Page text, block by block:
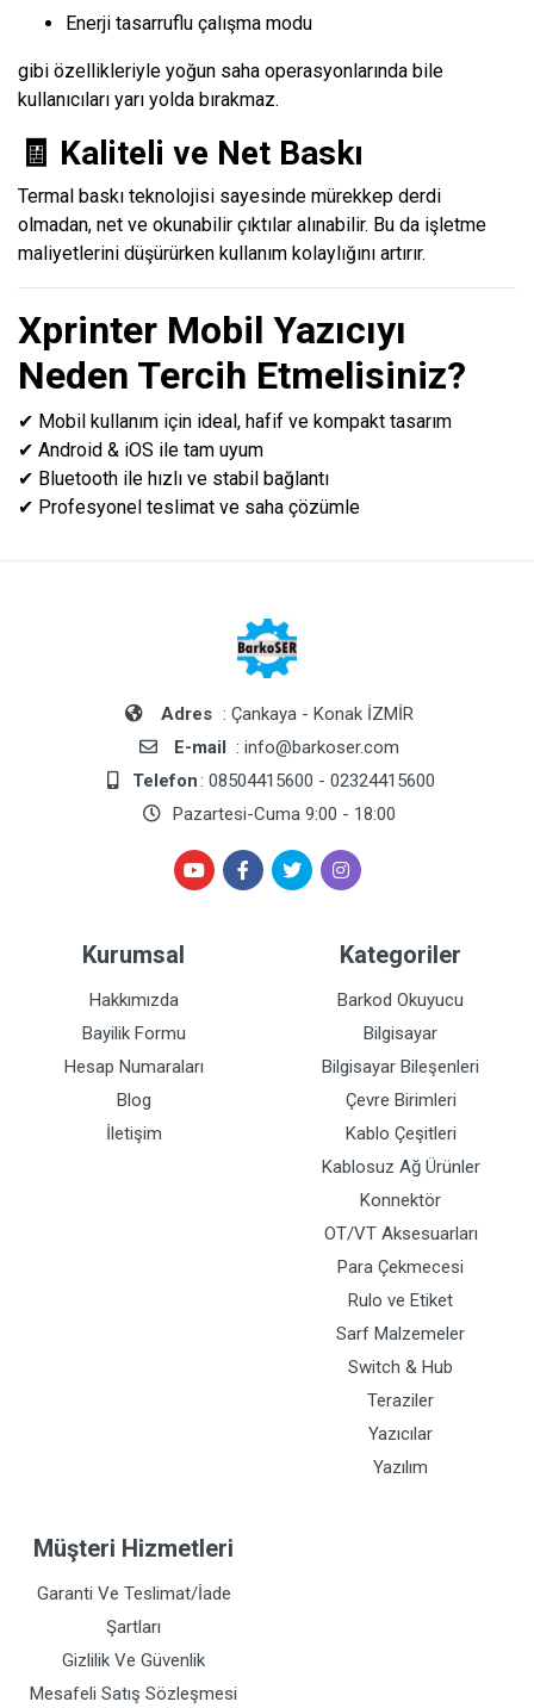
Enerji tasarruflu çalışma modu
gibi özellikleriyle yoğun saha operasyonlarında bile
kullanıcıları yarı yolda bırakmaz.
🧾 Kaliteli ve Net Baskı
Termal baskı teknolojisi sayesinde mürekkep derdi
olmadan, net ve okunabilir çıktılar alınabilir. Bu da işletme
maliyetlerini düşürürken kullanım kolaylığını artırır.
Xprinter Mobil Yazıcıyı
Neden Tercih Etmelisiniz?
✔ Mobil kullanım için ideal, hafif ve kompakt tasarım
✔ Android & iOS ile tam uyum
✔ Bluetooth ile hızlı ve stabil bağlantı
✔ Profesyonel teslimat ve saha çözümle
Adres : Çankaya - Konak İZMİR
E-mail : info@barkoser.com
Telefon: 08504415600 - 02324415600
Pazartesi-Cuma 9:00 - 18:00
Kurumsal
Hakkımızda
Bayilik Formu
Hesap Numaraları
Blog
İletişim
Kategoriler
Barkod Okuyucu
Bilgisayar
Bilgisayar Bileşenleri
Çevre Birimleri
Kablo Çeşitleri
Kablosuz Ağ Ürünler
Konnektör
OT/VT Aksesuarları
Para Çekmecesi
Rulo ve Etiket
Sarf Malzemeler
Switch & Hub
Teraziler
Yazıcılar
Yazılım
Müşteri Hizmetleri
Garanti Ve Teslimat/İade
Şartları
Gizlilik Ve Güvenlik
Mesafeli Satış Sözleşmesi